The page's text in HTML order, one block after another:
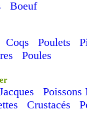
Boeuf
Coqs Poulets
Poules
Poissons
Crustacés